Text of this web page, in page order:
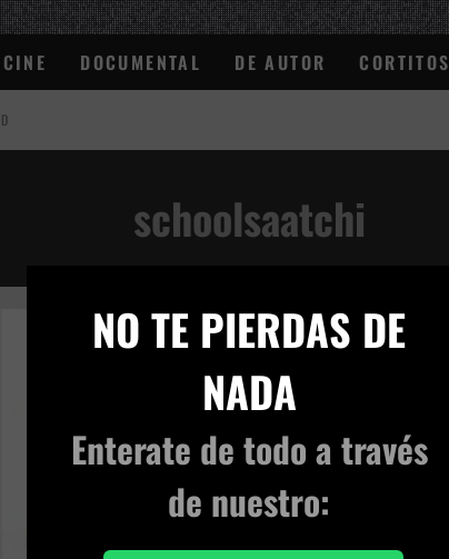
CINE DOCUMENTAL DE AUTOR CORTITOS
schoolsaatchi
NO TE PIERDAS DE
NADA
Enterate de todoa través
de nuestro: